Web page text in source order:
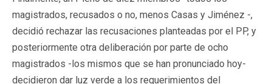
magistrados, recusados o no, menos Casas y Jiménez -,
decidió rechazar las recusaciones planteadas por el PP, y
posteriormente otra deliberación por parte de ocho
magistrados -los mismos que se han pronunciado hoy-
decidieron dar luz verde a los requerimientos del